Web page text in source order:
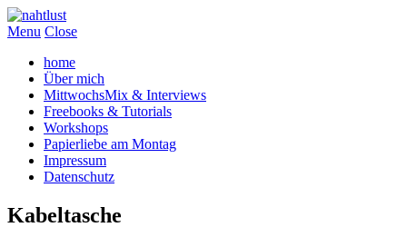
Menu Close
home
Über mich
MittwochsMix & Interviews
Freebooks & Tutorials
Workshops
Papierliebe am Montag
Impressum
Datenschutz
Kabeltasche